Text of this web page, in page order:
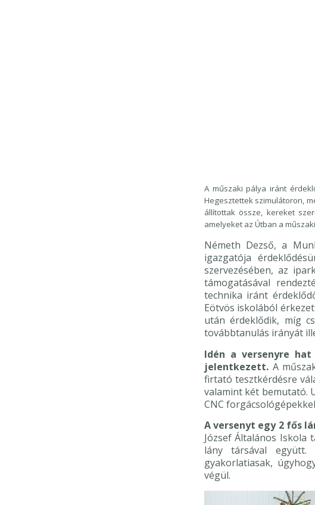
A műszaki pálya iránt
Hegesztettek szimulátoron,
állítottak össze, kereket
amelyeket az Útban a
Németh Dezső, a
igazgatója
szervezésében, az
támogatásával
technika iránt
Eötvös iskolából
után érdeklődik, míg
továbbtanulás irányát
Idén a versenyre
jelentkezett.A
firtató tesztkérdésre
valamint két bemutató.
CNC
A versenyt egy 2 fős
József Általános Iskola
lány társával együtt.
gyakorlatiasak,
végül.